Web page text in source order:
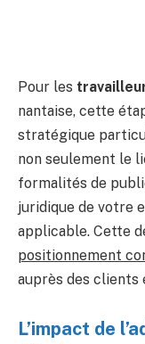
Pour les
nantaise, cette
stratégique
non seulement le
formalités de
juridique de votre
applicable. Cette
positionnement
auprès des clients
L’impact de